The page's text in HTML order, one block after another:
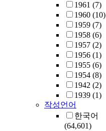
1961 (7)
1960 (10)
1959 (7)
1958 (6)
1957 (2)
1956 (1)
1955 (6)
1954 (8)
1942 (2)
1939 (1)
작성언어
한국어
(64,601)